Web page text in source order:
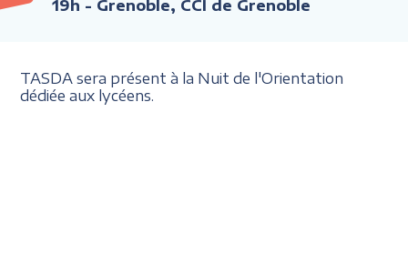
19h - Grenoble, CCI de Grenoble
TASDA sera présent à la Nuit de l'Orientation
dédiée aux lycéens.